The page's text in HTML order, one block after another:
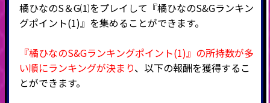
橘ひなのS＆G⑴をプレイして『橘ひなのS&Gランキン
グポイント(1)』を集めることができます。
『橘ひなのS&Gランキングポイント(1)』の所持数が多
い順にランキングが決まり、以下の報酬を獲得するこ
とができます。